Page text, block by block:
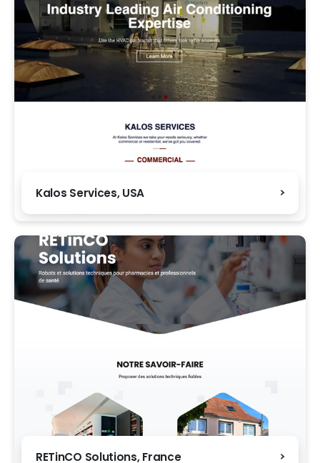
Kalos Services, USA
RETinCO Solutions, France